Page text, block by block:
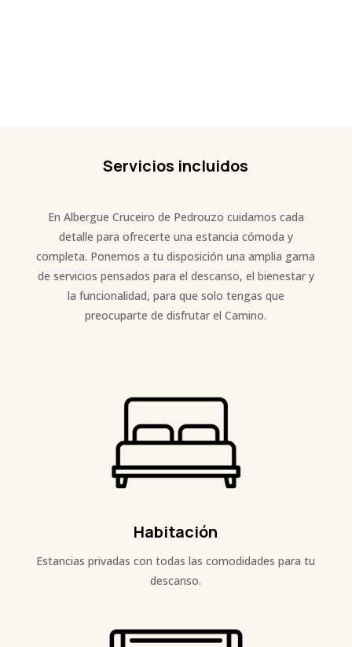
Servicios incluidos
En Albergue Cruceiro de Pedrouzo cuidamos cada
detalle para ofrecerte una estancia cómoda y
completa. Ponemos a tu disposición una amplia gama
de servicios pensados para el descanso, el bienestar y
la funcionalidad, para que solo tengas que
preocuparte de disfrutar el Camino.
Habitación
Estancias privadas con todas las comodidades para tu
descanso.